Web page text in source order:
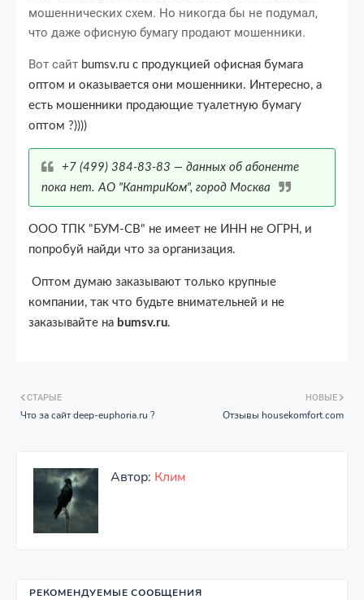
мошеннических схем. Но никогда бы не подумал,
что даже офисную бумагу продают мошенники.
Вот сайт bumsv.ru с продукцией офисная бумага
оптом и оказывается они мошенники. Интересно, а
есть мошенники продающие туалетную бумагу
оптом ?))))
+7 (499) 384-83-83 — данных об абоненте
пока нет. АО "КантриКом", город Москва
ООО ТПК "БУМ-СВ" не имеет не ИНН не ОГРН, и
попробуй найди что за организация.
Оптом думаю заказывают только крупные
компании, так что будьте внимательней и не
заказывайте на bumsv.ru.
НОВЫЕ
Отзывы housekomfort.com
СТАРЫЕ
Что за сайт deep-euphoria.ru ?
Автор: Клим
РЕКОМЕНДУЕМЫЕ СООБЩЕНИЯ